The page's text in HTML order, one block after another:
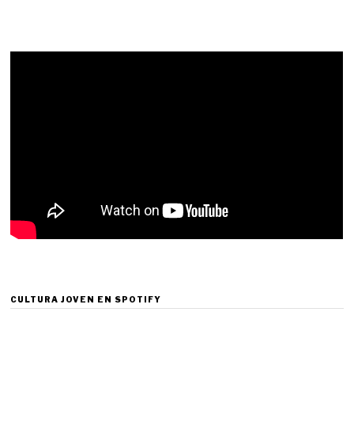
CULTURA JOVEN EN SPOTIFY